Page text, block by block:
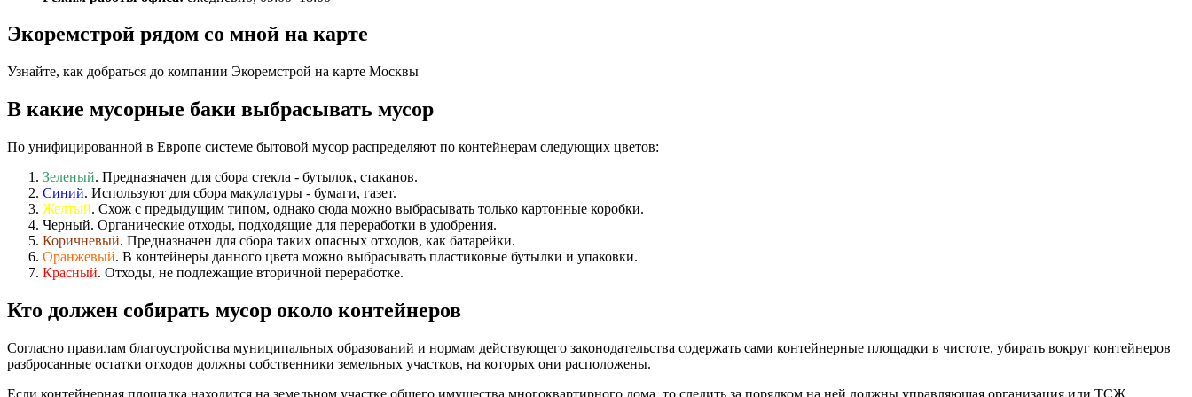
Экоремстрой рядом со мной на карте
Узнайте, как добраться до компании Экоремстрой на карте Москвы
В какие мусорные баки выбрасывать мусор
По унифицированной в Европе системе бытовой мусор распределяют по контейнерам следующих цветов:
Зеленый. Предназначен для сбора стекла - бутылок, стаканов.
Синий. Используют для сбора макулатуры - бумаги, газет.
Желтый. Схож с предыдущим типом, однако сюда можно выбрасывать только картонные коробки.
Черный. Органические отходы, подходящие для переработки в удобрения.
Коричневый. Предназначен для сбора таких опасных отходов, как батарейки.
Оранжевый. В контейнеры данного цвета можно выбрасывать пластиковые бутылки и упаковки.
Красный. Отходы, не подлежащие вторичной переработке.
Кто должен собирать мусор около контейнеров
Согласно правилам благоустройства муниципальных образований и нормам действующего законодательства содержать сами контейнерные площадки в чистоте, убирать вокруг контейнеров
разбросанные остатки отходов должны собственники земельных участков, на которых они расположены.
Если контейнерная площадка находится на земельном участке общего имущества многоквартирного дома, то следить за порядком на ней должны управляющая организация или ТСЖ.